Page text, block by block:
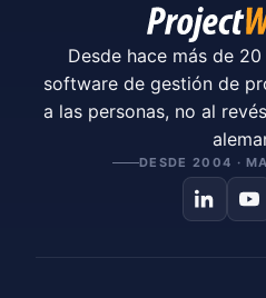
Desde hace más de
software de gestión de
a las personas, no al
DESDE 2004 ·